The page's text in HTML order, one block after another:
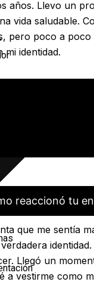
años. Llevo un
vida saludable.
pero poco a
mi identidad.
reaccionó tu
que me sentía
Llegó un
a vestirme como